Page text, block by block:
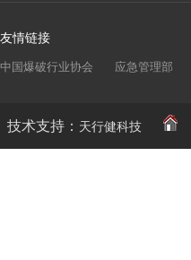
友情链接
中国爆破行业协会 应急管理部
技术支持： 天行健科技